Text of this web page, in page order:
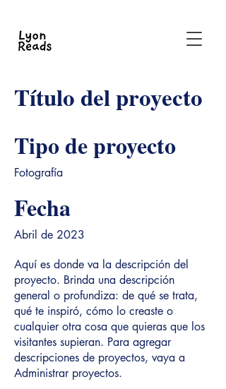
Título del proyecto
Tipo de proyecto
Fotografía
Fecha
Abril de 2023
Aquí es donde va la descripción del
proyecto. Brinda una descripción
general o profundiza: de qué se trata,
qué te inspiró, cómo lo creaste o
cualquier otra cosa que quieras que los
visitantes supieran. Para agregar
descripciones de proyectos, vaya a
Administrar proyectos.